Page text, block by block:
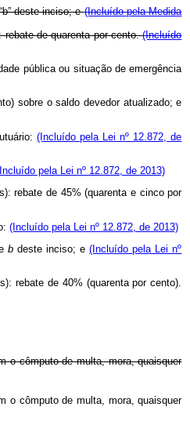
deste inciso; e(Incluído pela Medida
rebate de quarenta por cento.(Incluído
pública ou situação de emergência
sobre o saldo devedor atualizado; e
(Incluído pela Lei nº 12.872, de
pela Lei nº 12.872, de 2013)
rebate de 45% (quarenta e cinco por
(Incluído pela Lei nº 12.872, de 2013)
b deste inciso; e(Incluído pela Lei nº
rebate de 40% (quarenta por cento).
o cômputo de multa, mora, quaisquer
o cômputo de multa, mora, quaisquer